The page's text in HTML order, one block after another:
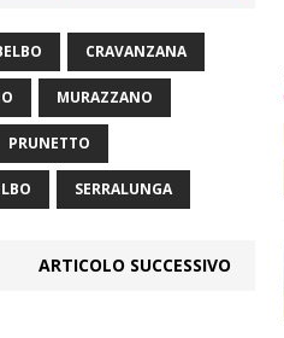
CRAVANZANA
MURAZZANO
PRUNETTO
SERRALUNGA
ARTICOLO SUCCESSIVO